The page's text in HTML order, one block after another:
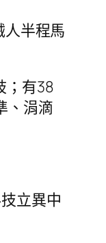
人半程馬
；有38
、涓滴
立異中